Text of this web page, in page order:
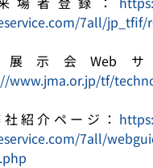
7all/jp_tfif/
示会Webサ
www.jma.or.jp/tf/
紹介ページ：
7all/